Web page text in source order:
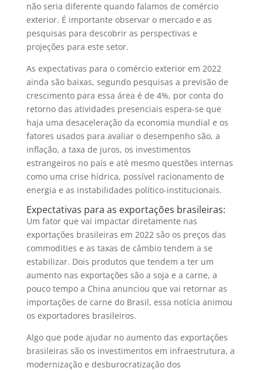
não seria diferente quando falamos de comércio
exterior. É importante observar o mercado e as
pesquisas para descobrir as perspectivas e
projeções para este setor.
As expectativas para o comércio exterior em 2022
ainda são baixas, segundo pesquisas a previsão de
crescimento para essa área é de 4%, por conta do
retorno das atividades presenciais espera-se que
haja uma desaceleração da economia mundial e os
fatores usados para avaliar o desempenho são, a
inflação, a taxa de juros, os investimentos
estrangeiros no país e até mesmo questões internas
como uma crise hídrica, possível racionamento de
energia e as instabilidades político-institucionais.
Expectativas para as exportações brasileiras:
Um fator que vai impactar diretamente nas
exportações brasileiras em 2022 são os preços das
commodities e as taxas de câmbio tendem a se
estabilizar. Dois produtos que tendem a ter um
aumento nas exportações são a soja e a carne, a
pouco tempo a China anunciou que vai retornar as
importações de carne do Brasil, essa notícia animou
os exportadores brasileiros.
Algo que pode ajudar no aumento das exportações
brasileiras são os investimentos em infraestrutura, a
modernização e desburocratização dos